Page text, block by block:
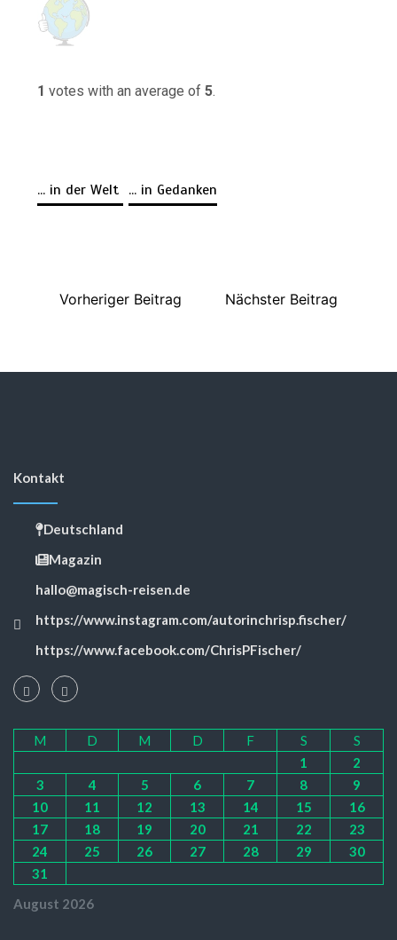
1 votes with an average of5.
... in der Welt ... in Gedanken
Vorheriger Beitrag Nächster Beitrag
Kontakt
Deutschland
Magazin
hallo@magisch-reisen.de
https://www.instagram.com/autorinchrisp.fischer/
https://www.facebook.com/ChrisPFischer/
August 2026
M D M D F S
S
1
2
3
4 5 6 7 8
9
10
11 12 13 14 15
16
17
18 19 20 21 22
23
24
25 26 27 28 29
30
31